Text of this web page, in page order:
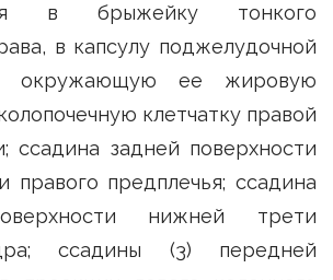
в брыжейку тонкого
в капсулу поджелудочной
ее жировую
клетчатку правой
ссадина задней поверхности
правого предплечья; ссадина
нижней трети
ссадины (3) передней